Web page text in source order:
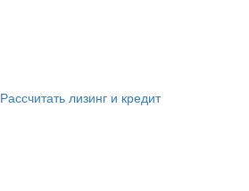
Рассчитать лизинг и кредит